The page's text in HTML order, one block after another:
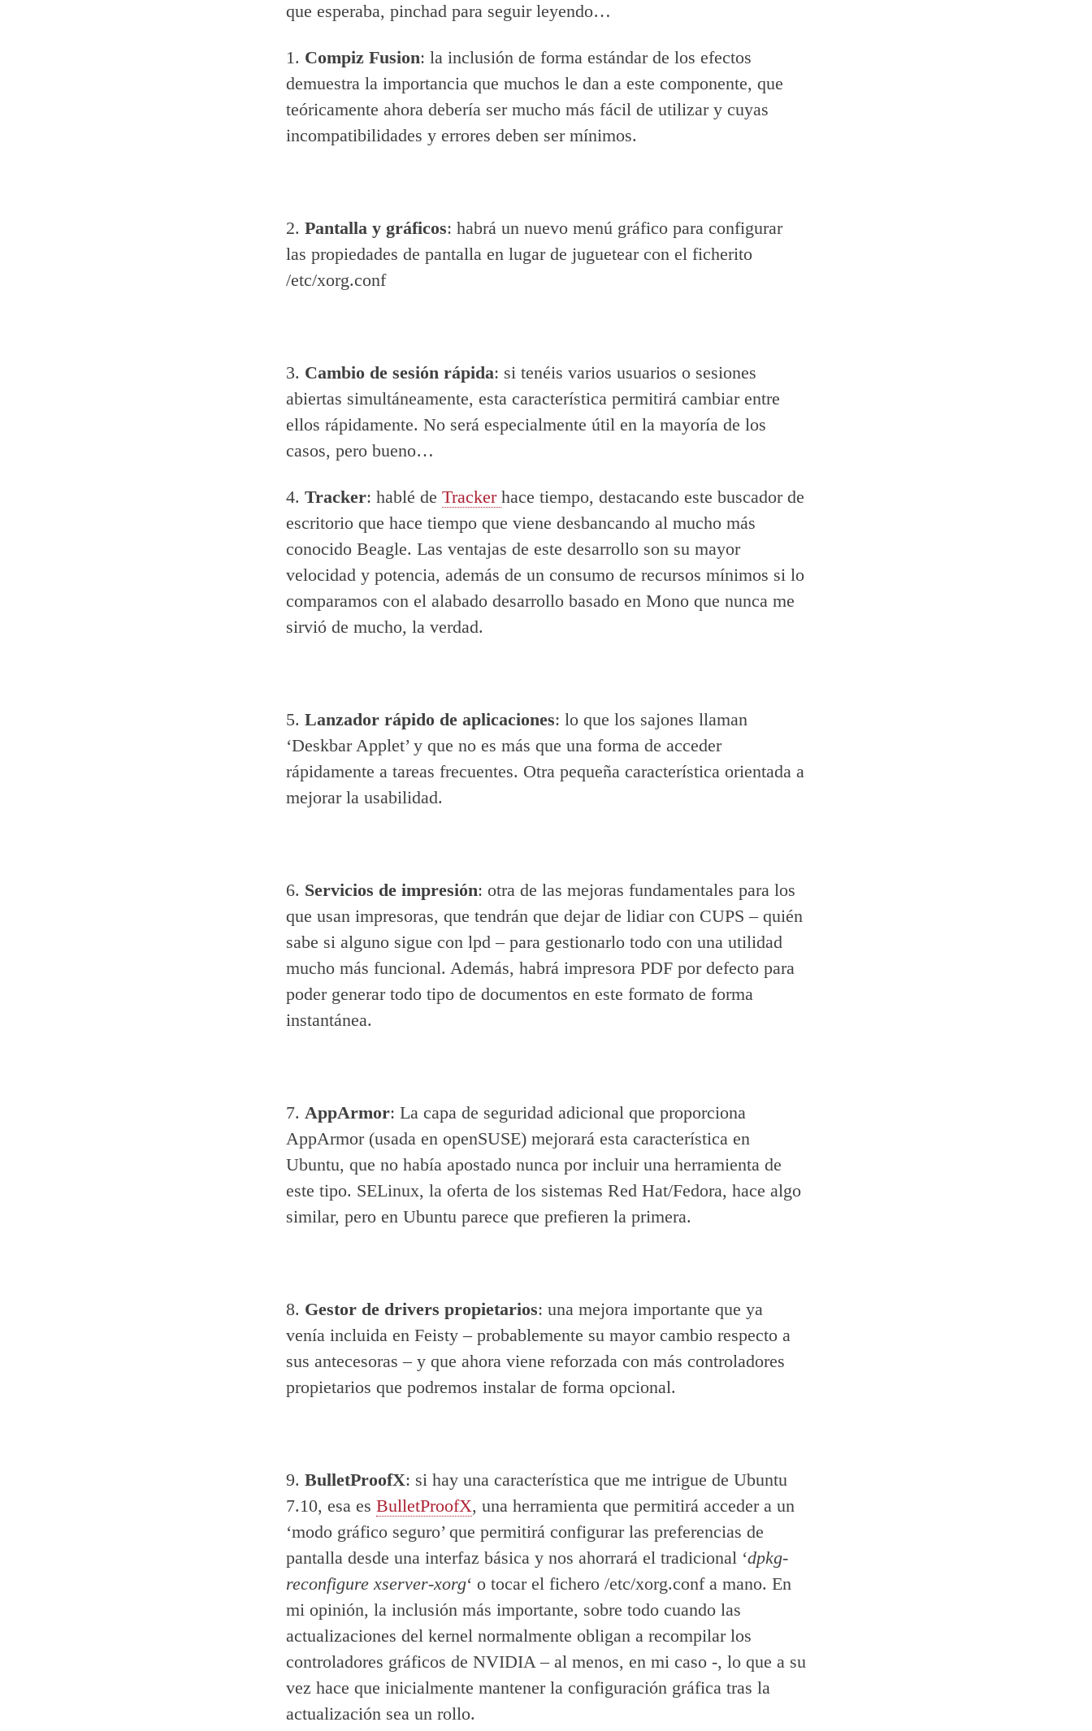
que esperaba, pinchad para seguir leyendo…
1. Compiz Fusion: la inclusión de forma estándar de los efectos
demuestra la importancia que muchos le dan a este componente, que
teóricamente ahora debería ser mucho más fácil de utilizar y cuyas
incompatibilidades y errores deben ser mínimos.
2. Pantalla y gráficos: habrá un nuevo menú gráfico para configurar
las propiedades de pantalla en lugar de juguetear con el ficherito
/etc/xorg.conf
3. Cambio de sesión rápida: si tenéis varios usuarios o sesiones
abiertas simultáneamente, esta característica permitirá cambiar entre
ellos rápidamente. No será especialmente útil en la mayoría de los
casos, pero bueno…
4. Tracker: hablé de Tracker hace tiempo, destacando este buscador de
escritorio que hace tiempo que viene desbancando al mucho más
conocido Beagle. Las ventajas de este desarrollo son su mayor
velocidad y potencia, además de un consumo de recursos mínimos si lo
comparamos con el alabado desarrollo basado en Mono que nunca me
sirvió de mucho, la verdad.
5. Lanzador rápido de aplicaciones: lo que los sajones llaman
‘Deskbar Applet’ y que no es más que una forma de acceder
rápidamente a tareas frecuentes. Otra pequeña característica orientada a
mejorar la usabilidad.
6. Servicios de impresión: otra de las mejoras fundamentales para los
que usan impresoras, que tendrán que dejar de lidiar con CUPS – quién
sabe si alguno sigue con lpd – para gestionarlo todo con una utilidad
mucho más funcional. Además, habrá impresora PDF por defecto para
poder generar todo tipo de documentos en este formato de forma
instantánea.
7. AppArmor: La capa de seguridad adicional que proporciona
AppArmor (usada en openSUSE) mejorará esta característica en
Ubuntu, que no había apostado nunca por incluir una herramienta de
este tipo. SELinux, la oferta de los sistemas Red Hat/Fedora, hace algo
similar, pero en Ubuntu parece que prefieren la primera.
8. Gestor de drivers propietarios: una mejora importante que ya
venía incluida en Feisty – probablemente su mayor cambio respecto a
sus antecesoras – y que ahora viene reforzada con más controladores
propietarios que podremos instalar de forma opcional.
9. BulletProofX: si hay una característica que me intrigue de Ubuntu
7.10, esa es BulletProofX, una herramienta que permitirá acceder a un
‘modo gráfico seguro’ que permitirá configurar las preferencias de
pantalla desde una interfaz básica y nos ahorrará el tradicional ‘dpkg-
reconfigure xserver-xorg‘ o tocar el fichero /etc/xorg.conf a mano. En
mi opinión, la inclusión más importante, sobre todo cuando las
actualizaciones del kernel normalmente obligan a recompilar los
controladores gráficos de NVIDIA – al menos, en mi caso -, lo que a su
vez hace que inicialmente mantener la configuración gráfica tras la
actualización sea un rollo.